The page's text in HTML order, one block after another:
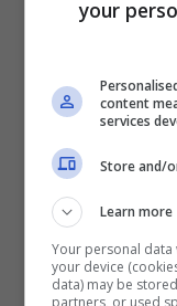
vero obiettivo
governo
lavoro tutte
anni si sono
parlando
La titolare
sottolinea
your
content
services
Store and/
Learn more
Your personal
your device
data) may be
partners, or used